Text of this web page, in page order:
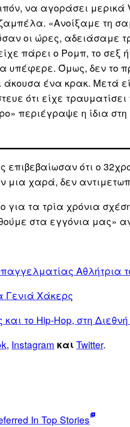
να αγοράσει μερικά
«Ανοίξαμε τη
οι ώρες, αδειάσαμε
πάρει ο Ρομπ, το σεξ
υπέφερε. Όμως, δεν το
άκουσα ένα κρακ. Mετά
ότι είχε
περιέγραψε η ίδια στη
επιβεβαίωσαν ότι ο
μια χαρά, δεν
για τα τρία χρόνια
στα εγγόνια μας»
Αθλήτρια
Γενιά Χάκερς
το Hip-Hop, στη
, Instagram καιTwitter.
In Top Stories